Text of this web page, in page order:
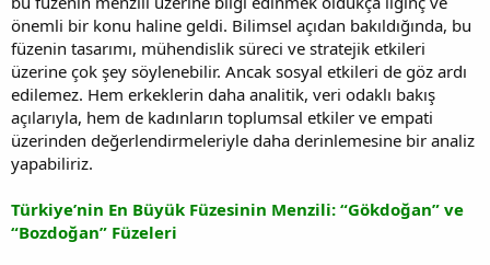
önemli bir konu haline geldi. Bilimsel açıdan bakıldığında, bu
füzenin tasarımı, mühendislik süreci ve stratejik etkileri
üzerine çok şey söylenebilir. Ancak sosyal etkileri de göz ardı
edilemez. Hem erkeklerin daha analitik, veri odaklı bakış
açılarıyla, hem de kadınların toplumsal etkiler ve empati
üzerinden değerlendirmeleriyle daha derinlemesine bir analiz
yapabiliriz.
Türkiye’nin En Büyük Füzesinin Menzili: “Gökdoğan” ve
“Bozdoğan” Füzeleri